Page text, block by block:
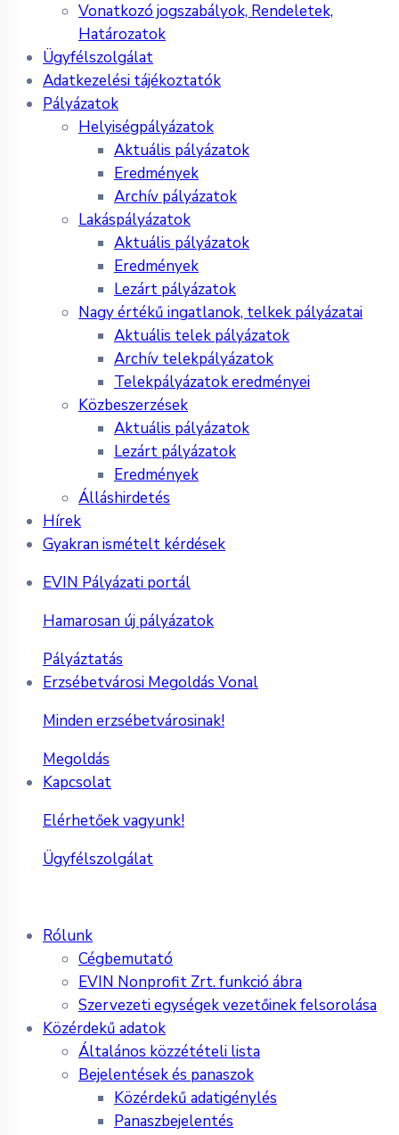
Vonatkozó jogszabályok, Rendeletek,
Határozatok
Ügyfélszolgálat
Adatkezelési tájékoztatók
Pályázatok
Helyiségpályázatok
Aktuális pályázatok
Eredmények
Archív pályázatok
Lakáspályázatok
Aktuális pályázatok
Eredmények
Lezárt pályázatok
Nagy értékű ingatlanok, telkek pályázatai
Aktuális telek pályázatok
Archív telekpályázatok
Telekpályázatok eredményei
Közbeszerzések
Aktuális pályázatok
Lezárt pályázatok
Eredmények
Álláshirdetés
Hírek
Gyakran ismételt kérdések
EVIN Pályázati portál
Hamarosan új pályázatok
Pályáztatás
Erzsébetvárosi Megoldás Vonal
Minden erzsébetvárosinak!
Megoldás
Kapcsolat
Elérhetőek vagyunk!
Ügyfélszolgálat
Rólunk
Cégbemutató
EVIN Nonprofit Zrt. funkció ábra
Szervezeti egységek vezetőinek felsorolása
Közérdekű adatok
Általános közzétételi lista
Bejelentések és panaszok
Közérdekű adatigénylés
Panaszbejelentés